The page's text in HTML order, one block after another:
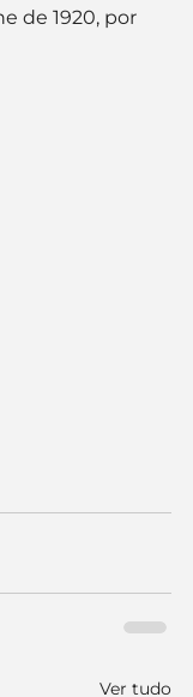
de 1920, por
Ver tudo